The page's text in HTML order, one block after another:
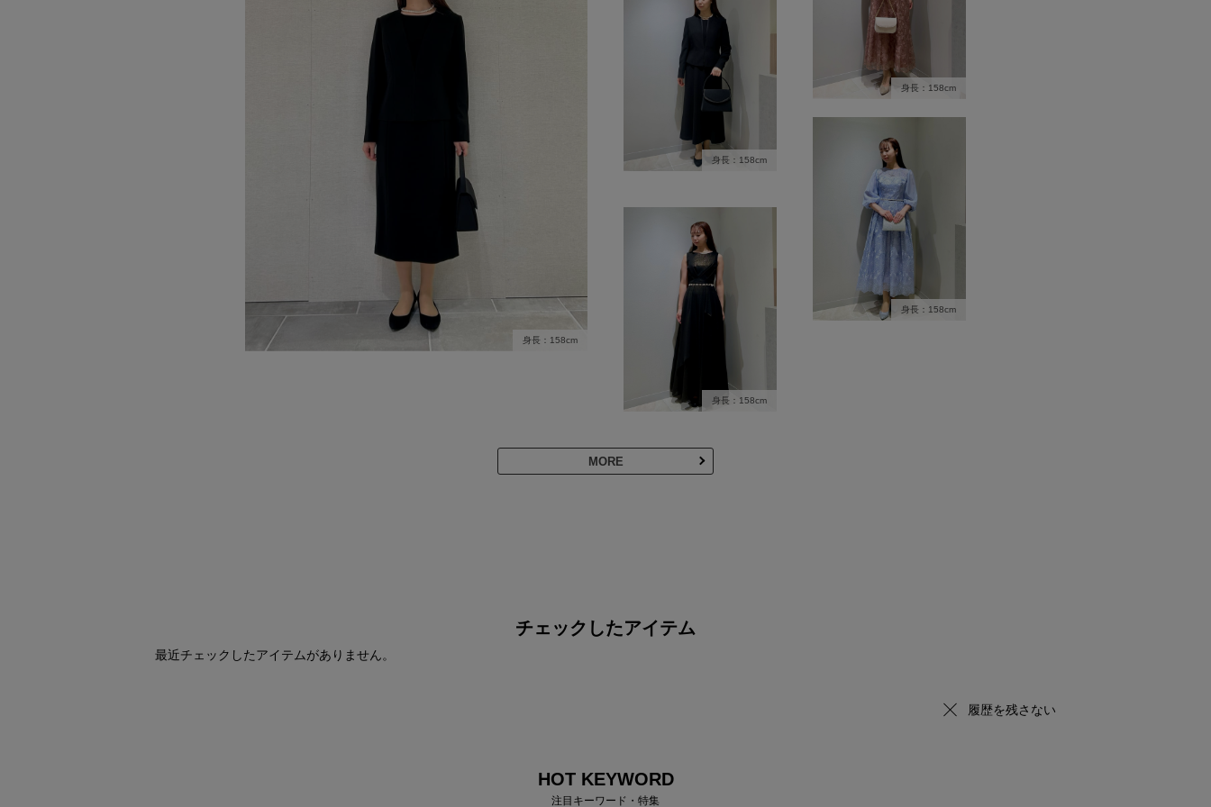
身長：158cm
身長：158cm
身長：158cm
身長：158cm
身長：158cm
MORE
チェックしたアイテム
最近チェックしたアイテムがありません。
履歴を残さない
HOT KEYWORD
注目キーワード・特集